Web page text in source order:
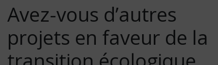
Avez-vous d’autres
projets en faveur de la